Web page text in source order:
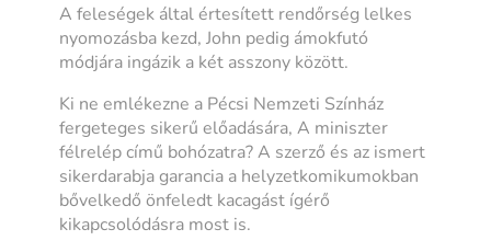
A feleségek által értesített rendőrség lelkes
nyomozásba kezd, John pedig ámokfutó
módjára ingázik a két asszony között.
Ki ne emlékezne a Pécsi Nemzeti Színház
fergeteges sikerű előadására, A miniszter
félrelép című bohózatra? A szerző és az ismert
sikerdarabja garancia a helyzetkomikumokban
bővelkedő önfeledt kacagást ígérő
kikapcsolódásra most is.